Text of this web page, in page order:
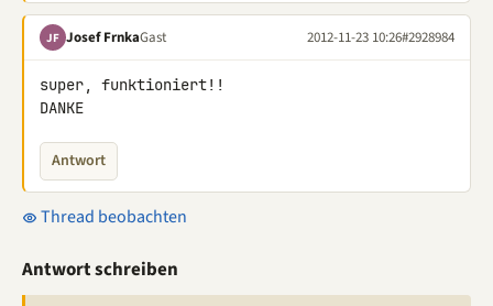
JF Josef FrnkaGast 2012-11-23 10:26#2928984
super, funktioniert!!
DANKE
Antwort
Thread beobachten
Antwort schreiben